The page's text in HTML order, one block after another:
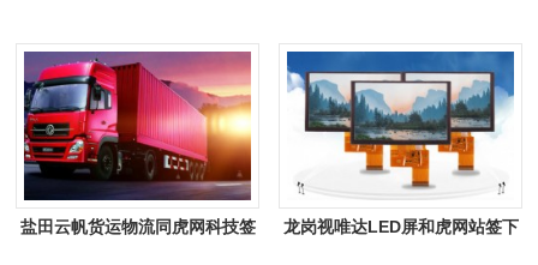
盐田云帆货运物流同虎网科技签
龙岗视唯达LED屏和虎网站签下